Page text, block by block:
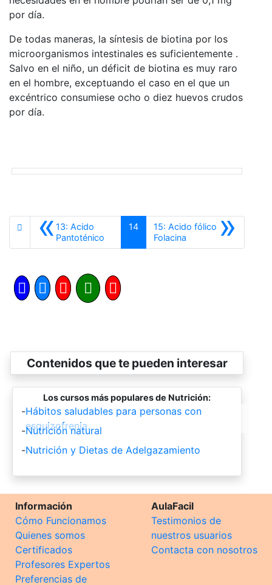
por día.
De todas maneras, la síntesis de biotina por los
microorganismos intestinales es suficientemente .
Salvo en el niño, un déficit de biotina es muy raro
en el hombre, exceptuando el caso en el que un
excéntrico consumiese ocho o diez huevos crudos
por día.
«13: Acido
Pantoténico
14 »
15: Acido fólico
Folacina Siguiente
Contenidos que te pueden interesar
Los cursos más populares de Nutrición:
-Hábitos saludables para personas con
esquizofrenia.
-Nutrición natural
-Nutrición y Dietas de Adelgazamiento
Información
Cómo Funcionamos
Quienes somos
Certificados
Profesores Expertos
Preferencias de
AulaFacil
Testimonios de
nuestros usuarios
Contacta con nosotros